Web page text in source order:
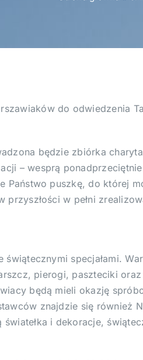
do odwiedzenia
będzie zbiórka
– wesprą
Państwo puszkę, do której
w pełni
specjałami.
pierogi, paszteciki oraz
będą mieli okazję
znajdzie się również
światełka i dekoracje,